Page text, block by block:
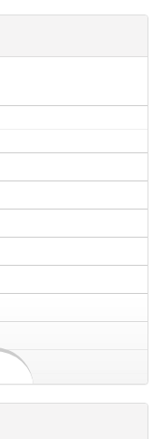
die
der
Plural
die
Akkusativ
den